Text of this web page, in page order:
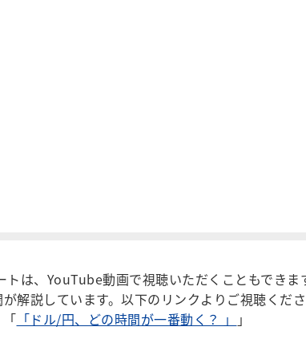
は、YouTube動画で視聴いただくこともできま
解説しています。以下のリンクよりご視聴くださ
「 「ドル/円、どの時間が一番動く？ 」 」